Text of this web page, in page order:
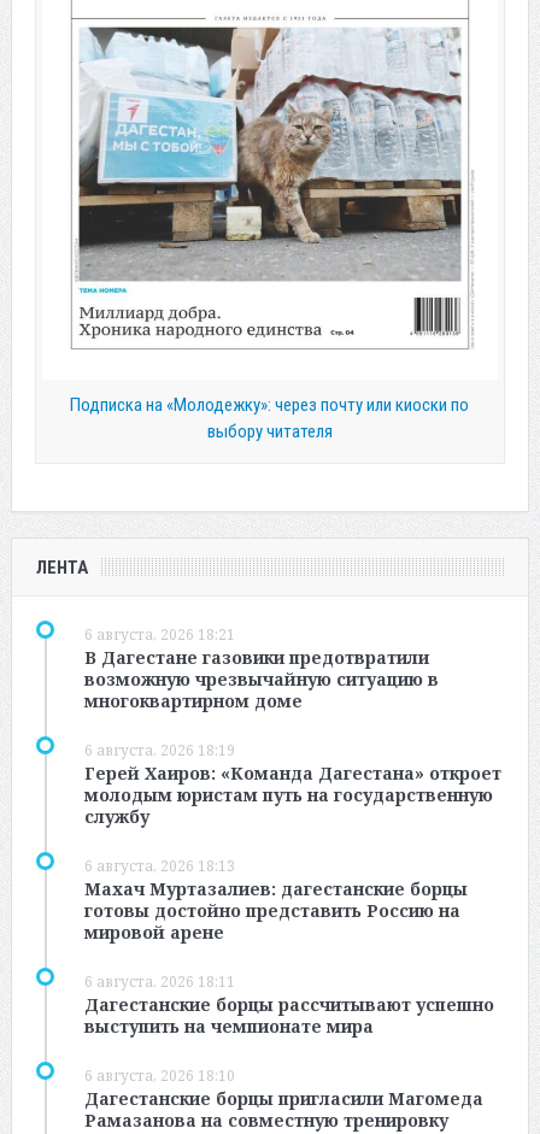
Подписка на «Молодежку»: через почту или киоски по
выбору читателя
ЛЕНТА
6 августа, 2026 18:21
В Дагестане газовики предотвратили
возможную чрезвычайную ситуацию в
многоквартирном доме
6 августа, 2026 18:19
Герей Хаиров: «Команда Дагестана» откроет
молодым юристам путь на государственную
службу
6 августа, 2026 18:13
Махач Муртазалиев: дагестанские борцы
готовы достойно представить Россию на
мировой арене
6 августа, 2026 18:11
Дагестанские борцы рассчитывают успешно
выступить на чемпионате мира
6 августа, 2026 18:10
Дагестанские борцы пригласили Магомеда
Рамазанова на совместную тренировку